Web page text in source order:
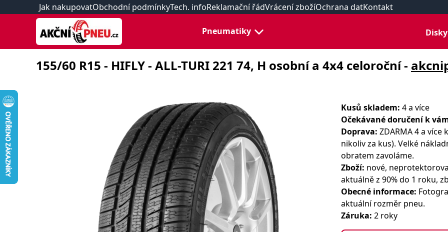
Jak nakupovatObchodní podmínkyTech. infoReklamační řádVrácení zbožíOchrana datKontakt
Pneumatiky
155/60 R15 - HIFLY - ALL-TURI 221 74, H osobní a 4x4 celoroční -
Kusů skladem: 4 a více
Očekávané doručení k
Doprava: ZDARMA 4 a
nikoliv za kus). Velké
obratem zavoláme.
Zboží: nové,
aktuálně z 90% do 1 roku,
Obecné informace:
aktuální rozměr pneu.
Záruka: 2 roky